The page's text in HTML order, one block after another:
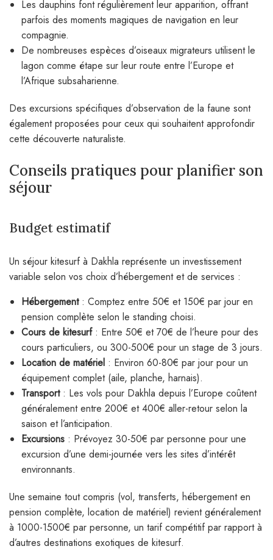
Les dauphins font régulièrement leur apparition, offrant
parfois des moments magiques de navigation en leur
compagnie.
De nombreuses espèces d’oiseaux migrateurs utilisent le
lagon comme étape sur leur route entre l’Europe et
l’Afrique subsaharienne.
Des excursions spécifiques d’observation de la faune sont
également proposées pour ceux qui souhaitent approfondir
cette découverte naturaliste.
Conseils pratiques pour planifier son
séjour
Budget estimatif
Un séjour kitesurf à Dakhla représente un investissement
variable selon vos choix d’hébergement et de services :
Hébergement: Comptez entre 50€ et 150€ par jour en
pension complète selon le standing choisi.
Cours de kitesurf: Entre 50€ et 70€ de l’heure pour des
cours particuliers, ou 300-500€ pour un stage de 3 jours.
Location de matériel : Environ 60-80€ par jour pour un
équipement complet (aile, planche, harnais).
Transport: Les vols pour Dakhla depuis l’Europe coûtent
généralement entre 200€ et 400€ aller-retour selon la
saison et l’anticipation.
Excursions : Prévoyez 30-50€ par personne pour une
excursion d’une demi-journée vers les sites d’intérêt
environnants.
Une semaine tout compris (vol, transferts, hébergement en
pension complète, location de matériel) revient généralement
à 1000-1500€ par personne, un tarif compétitif par rapport à
d’autres destinations exotiques de kitesurf.